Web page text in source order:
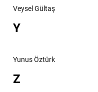
Veysel Gültaş
Y
Yunus Öztürk
Z